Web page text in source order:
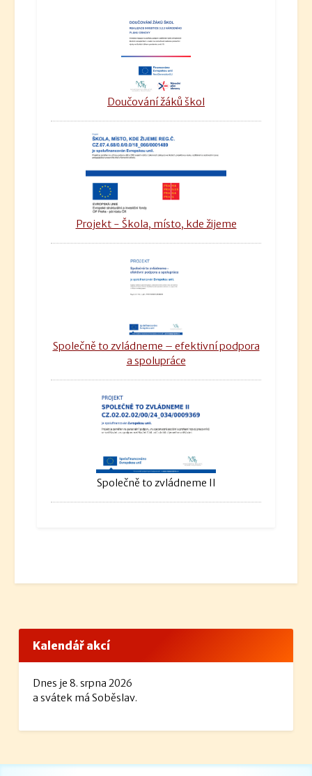
Doučování žáků škol
Projekt - Škola, místo, kde žijeme
Společně to zvládneme – efektivní podpora
a spolupráce
Společně to zvládneme II
Kalendář akcí
Dnes je 8. srpna 2026
a svátek má Soběslav.